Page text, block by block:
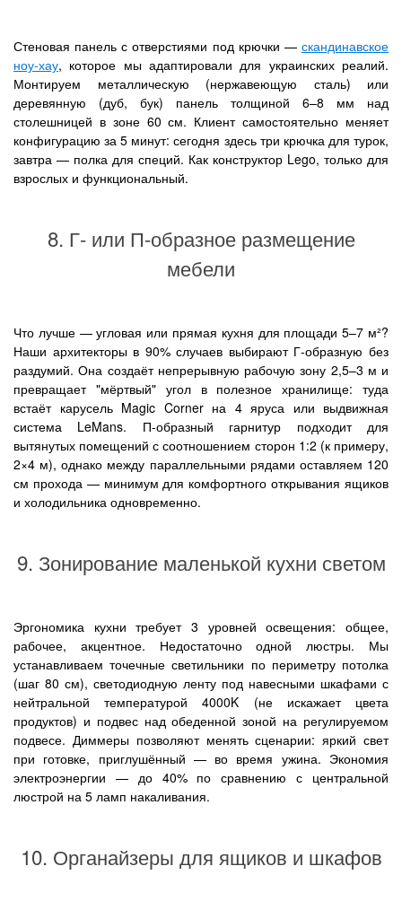
Стеновая панель с отверстиями под крючки — скандинавское
ноу-хау, которое мы адаптировали для украинских реалий.
Монтируем металлическую (нержавеющую сталь) или
деревянную (дуб, бук) панель толщиной 6–8 мм над
столешницей в зоне 60 см. Клиент самостоятельно меняет
конфигурацию за 5 минут: сегодня здесь три крючка для турок,
завтра — полка для специй. Как конструктор Lego, только для
взрослых и функциональный.
8. Г- или П-образное размещение
мебели
Что лучше — угловая или прямая кухня для площади 5–7 м²?
Наши архитекторы в 90% случаев выбирают Г-образную без
раздумий. Она создаёт непрерывную рабочую зону 2,5–3 м и
превращает "мёртвый" угол в полезное хранилище: туда
встаёт карусель Magic Corner на 4 яруса или выдвижная
система LeMans. П-образный гарнитур подходит для
вытянутых помещений с соотношением сторон 1:2 (к примеру,
2×4 м), однако между параллельными рядами оставляем 120
см прохода — минимум для комфортного открывания ящиков
и холодильника одновременно.
9. Зонирование маленькой кухни светом
Эргономика кухни требует 3 уровней освещения: общее,
рабочее, акцентное. Недостаточно одной люстры. Мы
устанавливаем точечные светильники по периметру потолка
(шаг 80 см), светодиодную ленту под навесными шкафами с
нейтральной температурой 4000K (не искажает цвета
продуктов) и подвес над обеденной зоной на регулируемом
подвесе. Диммеры позволяют менять сценарии: яркий свет
при готовке, приглушённый — во время ужина. Экономия
электроэнергии — до 40% по сравнению с центральной
люстрой на 5 ламп накаливания.
10. Органайзеры для ящиков и шкафов